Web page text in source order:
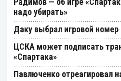
надо убирать»
Даку выбрал игровой номер
ЦСКА может подписать
«Спартака»
Павлюченко отреагировал